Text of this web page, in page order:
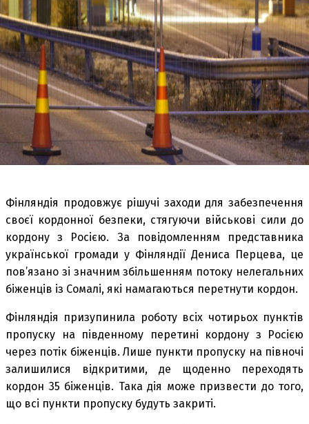
Фінляндія продовжує рішучі заходи для забезпечення
своєї кордонної безпеки, стягуючи військові сили до
кордону з Росією. За повідомленням представника
української громади у Фінляндії Дениса Перцева, це
пов’язано зі значним збільшенням потоку нелегальних
біженців із Сомалі, які намагаються перетнути кордон.
Фінляндія призупинила роботу всіх чотирьох пунктів
пропуску на південному перетині кордону з Росією
через потік біженців. Лише пункти пропуску на півночі
залишилися відкритими, де щоденно переходять
кордон 35 біженців. Така дія може призвести до того,
що всі пункти пропуску будуть закриті.